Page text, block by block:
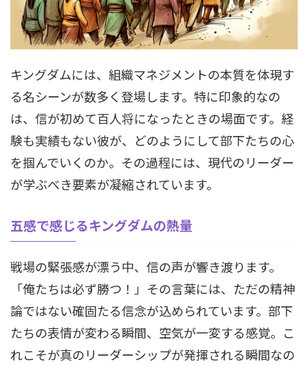
キングダムには、組織マネジメントの本質を体現す
る名シーンが数多く登場します。特に印象的なの
は、信が初めて百人将になったときの場面です。経
験も実績もない彼が、どのようにして部下たちの心
を掴んでいくのか。その過程には、現代のリーダー
が学ぶべき要素が凝縮されています。
五感で感じるキングダムの熱量
戦場の緊張感が漂う中、信の声が響き渡ります。
「俺たちは必ず勝つ！」その言葉には、ただの精神
論ではない確固たる信念が込められています。部下
たちの表情が変わる瞬間、空気が一変する感覚。こ
れこそが真のリーダーシップが発揮される瞬間なの